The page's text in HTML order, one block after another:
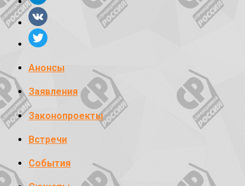
Анонсы
Заявления
Законопроекты
Встречи
События